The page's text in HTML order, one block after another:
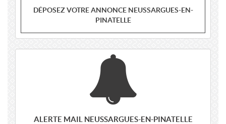
DÉPOSEZ VOTRE ANNONCE NEUSSARGUES-EN-
PINATELLE
ALERTE MAIL NEUSSARGUES-EN-PINATELLE